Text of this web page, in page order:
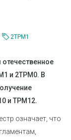
2ТРМ1
и 2ТРМ0. В
и ТРМ12.
означает, что